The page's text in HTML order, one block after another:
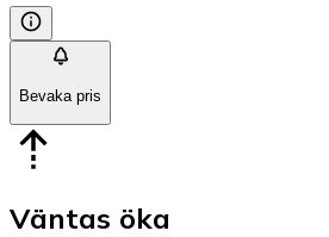
Bevaka pris
Väntas öka